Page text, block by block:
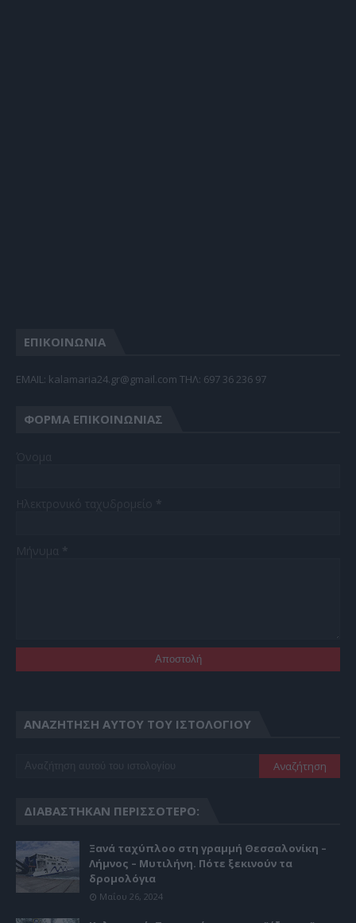
ΕΠΙΚΟΙΝΩΝΙΑ
EMAIL: kalamaria24.gr@gmail.com TΗΛ: 697 36 236 97
ΦΌΡΜΑ ΕΠΙΚΟΙΝΩΝΊΑΣ
ΑΝΑΖΉΤΗΣΗ ΑΥΤΟΎ ΤΟΥ ΙΣΤΟΛΟΓΊΟΥ
ΔΙΑΒΆΣΤΗΚΑΝ ΠΕΡΙΣΣΌΤΕΡΟ:
Ξανά ταχύπλοο στη γραμμή Θεσσαλονίκη –
Λήμνος – Μυτιλήνη. Πότε ξεκινούν τα
δρομολόγια
Μαΐου 26, 2024